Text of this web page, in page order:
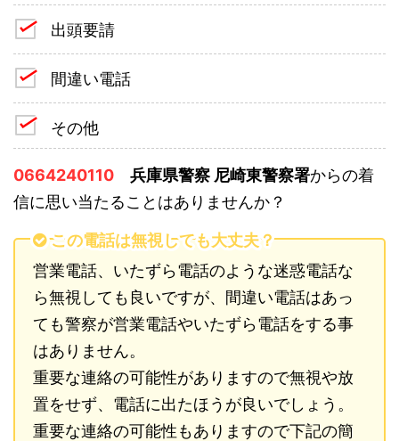
出頭要請
間違い電話
その他
0664240110 兵庫県警察 尼崎東警察署からの着
信に思い当たることはありませんか？
この電話は無視しても大丈夫？
営業電話、いたずら電話のような迷惑電話な
ら無視しても良いですが、間違い電話はあっ
ても警察が営業電話やいたずら電話をする事
はありません。
重要な連絡の可能性がありますので無視や放
置をせず、電話に出たほうが良いでしょう。
重要な連絡の可能性もありますので下記の簡